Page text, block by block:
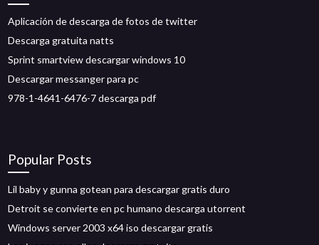
Aplicación de descarga de fotos de twitter
Descarga gratuita natts
Sprint smartview descargar windows 10
Descargar messanger para pc
978-1-4641-6476-7 descarga pdf
Popular Posts
Lil baby y gunna gotean para descargar gratis duro
Detroit se convierte en pc humano descarga utorrent
Windows server 2003 x64 iso descargar gratis